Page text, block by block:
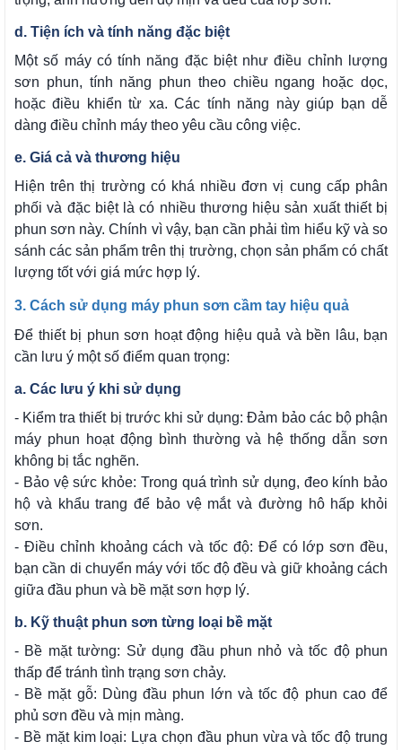
d. Tiện ích và tính năng đặc biệt
Một số máy có tính năng đặc biệt như điều chỉnh lượng
sơn phun, tính năng phun theo chiều ngang hoặc dọc,
hoặc điều khiển từ xa. Các tính năng này giúp bạn dễ
dàng điều chỉnh máy theo yêu cầu công việc.
e. Giá cả và thương hiệu
Hiện trên thị trường có khá nhiều đơn vị cung cấp phân
phối và đặc biệt là có nhiều thương hiệu sản xuất thiết bị
phun sơn này. Chính vì vậy, bạn cần phải tìm hiểu kỹ và so
sánh các sản phẩm trên thị trường, chọn sản phẩm có chất
lượng tốt với giá mức hợp lý.
3. Cách sử dụng máy phun sơn cầm tay hiệu quả
Để thiết bị phun sơn hoạt động hiệu quả và bền lâu, bạn
cần lưu ý một số điểm quan trọng:
a. Các lưu ý khi sử dụng
- Kiểm tra thiết bị trước khi sử dụng: Đảm bảo các bộ phận
máy phun hoạt động bình thường và hệ thống dẫn sơn
không bị tắc nghẽn.
- Bảo vệ sức khỏe: Trong quá trình sử dụng, đeo kính bảo
hộ và khẩu trang để bảo vệ mắt và đường hô hấp khỏi
sơn.
- Điều chỉnh khoảng cách và tốc độ: Để có lớp sơn đều,
bạn cần di chuyển máy với tốc độ đều và giữ khoảng cách
giữa đầu phun và bề mặt sơn hợp lý.
b. Kỹ thuật phun sơn từng loại bề mặt
- Bề mặt tường: Sử dụng đầu phun nhỏ và tốc độ phun
thấp để tránh tình trạng sơn chảy.
- Bề mặt gỗ: Dùng đầu phun lớn và tốc độ phun cao để
phủ sơn đều và mịn màng.
- Bề mặt kim loại: Lựa chọn đầu phun vừa và tốc độ trung